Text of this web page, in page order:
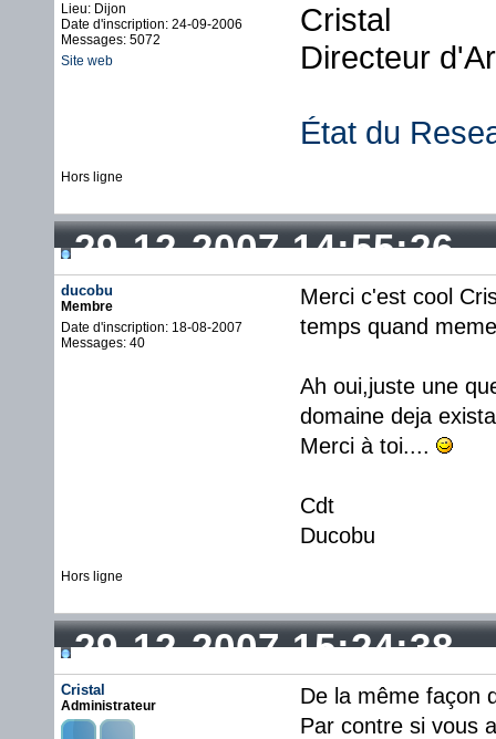
Lieu: Dijon
Date d'inscription: 24-09-2006
Messages: 5072
Site web
Cristal
Directeur
État du
Hors ligne
29-12-2007 14:55:26
ducobu
Membre
Date d'inscription: 18-08-2007
Messages: 40
Merci c'est cool
temps quand
Ah oui,juste une
domaine deja
Merci à toi....
Cdt
Ducobu
Hors ligne
29-12-2007 15:24:38
Cristal
Administrateur
De la même façon
Par contre si vous